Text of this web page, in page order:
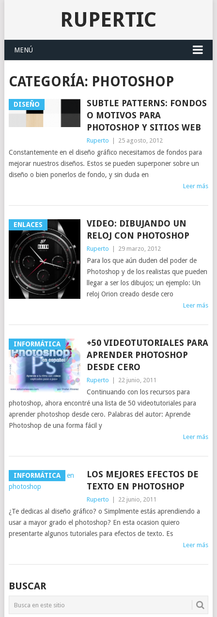
RUPERTIC
MENÚ
CATEGORÍA: PHOTOSHOP
DISEÑO
SUBTLE PATTERNS: FONDOS
O MOTIVOS PARA
PHOTOSHOP Y SITIOS WEB
Ruperto 25 agosto, 2012
Constantemente en el diseño gráfico necesitamos de fondos para
mejorar nuestros diseños. Estos se pueden superponer sobre un
diseño o bien ponerlos de fondo, y sin duda en
Leer más
ENLACES
VIDEO: DIBUJANDO UN
RELOJ CON PHOTOSHOP
Ruperto 29 marzo, 2012
Para los que aún duden del poder de
Photoshop y de los realistas que pueden
llegar a ser los dibujos; un ejemplo: Un
reloj Orion creado desde cero
Leer más
INFORMÁTICA
+50 VIDEOTUTORIALES PARA
APRENDER PHOTOSHOP
DESDE CERO
Ruperto 22 junio, 2011
Continuando con los recursos para
photoshop, ahora encontré una lista de 50 videotutoriales para
aprender photoshop desde cero. Palabras del autor: Aprende
Photoshop de una forma fácil y
Leer más
INFORMÁTICA
LOS MEJORES EFECTOS DE
TEXTO EN PHOTOSHOP
Ruperto 22 junio, 2011
¿Te dedicas al diseño gráfico? o Simplmente estás aprendiendo a
usar a mayor grado el photoshop? En esta ocasion quiero
presentarte algunos tutoriales para efectos de texto. Es
Leer más
BUSCAR